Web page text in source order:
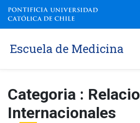
Escuela de Medicina
Categoria :
Internacionales